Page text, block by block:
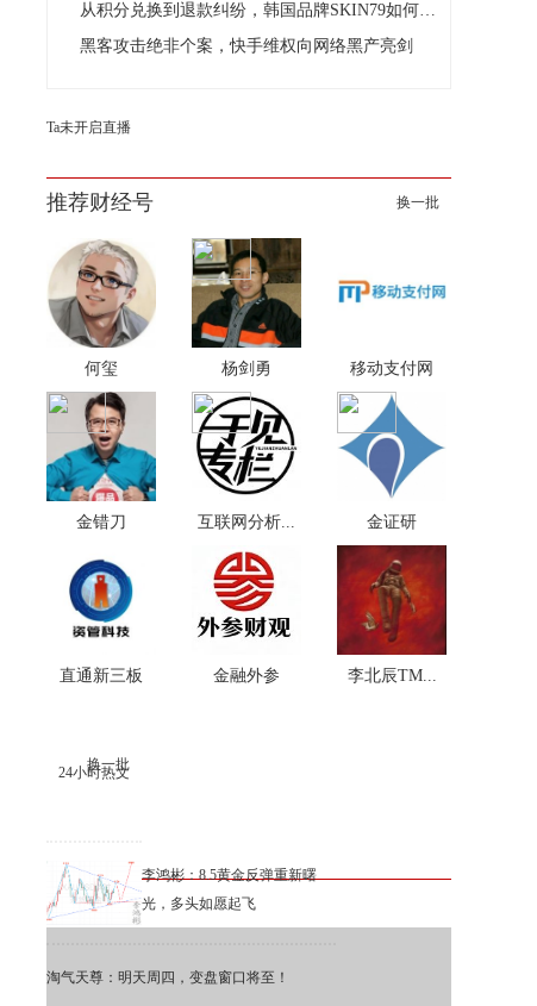
从积分兑换到退款纠纷，韩国品牌SKIN79如何讲好规模故事？
黑客攻击绝非个案，快手维权向网络黑产亮剑
Ta未开启直播
推荐财经号 换一批
何玺 杨剑勇 移动支付网
金错刀 互联网分析... 金证研
直通新三板 金融外参 李北辰TM...
24小时热文
换一批
李鸿彬：8.5黄金反弹重新曙
光，多头如愿起飞
淘气天尊：明天周四，变盘窗口将至！